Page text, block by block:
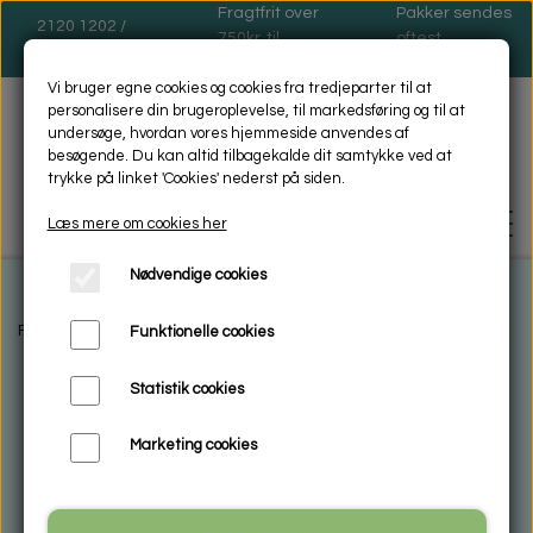
2120 1202 /
Fragtfrit over
750kr. til
Pakker sendes
oftest
FORSIDE
BIOSOL - MILJØVENLIG -
RENGØRING
Forside Galleri shop Glas håndlavet
Vi bruger egne cookies og cookies fra tredjeparter til at
personalisere din brugeroplevelse, til markedsføring og til at
undersøge, hvordan vores hjemmeside anvendes af
besøgende. Du kan altid tilbagekalde dit samtykke ved at
trykke på linket 'Cookies' nederst på siden.
Læs mere om cookies her
Nødvendige cookies
Funktionelle cookies
Statistik cookies
Marketing cookies